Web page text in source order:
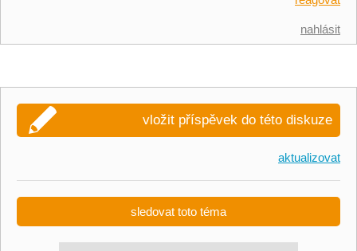
nahlásit
vložit příspěvek do této diskuze
aktualizovat
sledovat toto téma